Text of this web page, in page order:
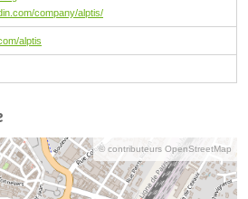
company/alptis/
alptis
© contributeurs OpenStreetMap